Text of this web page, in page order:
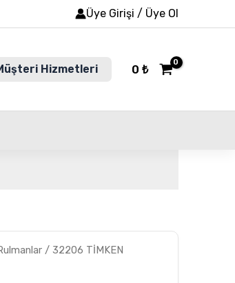
Üye Girişi / Üye Ol
Hizmetleri 0 ₺
/ 32206 TİMKEN